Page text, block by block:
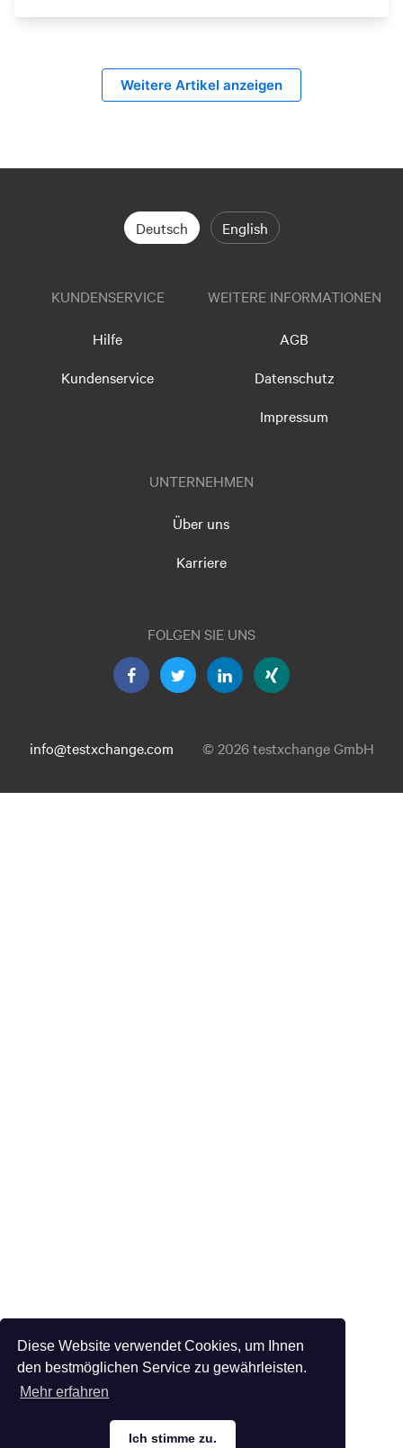
Diese Website verwendet Cookies, um Ihnen
den bestmöglichen Service zu gewährleisten.
Mehr erfahren
Ich stimme zu.
Weitere Artikel anzeigen
Deutsch English
KUNDENSERVICE
Hilfe
Kundenservice
WEITERE INFORMATIONEN
AGB
Datenschutz
Impressum
UNTERNEHMEN
Über uns
Karriere
FOLGEN SIE UNS
info@testxchange.com © 2026 testxchange GmbH